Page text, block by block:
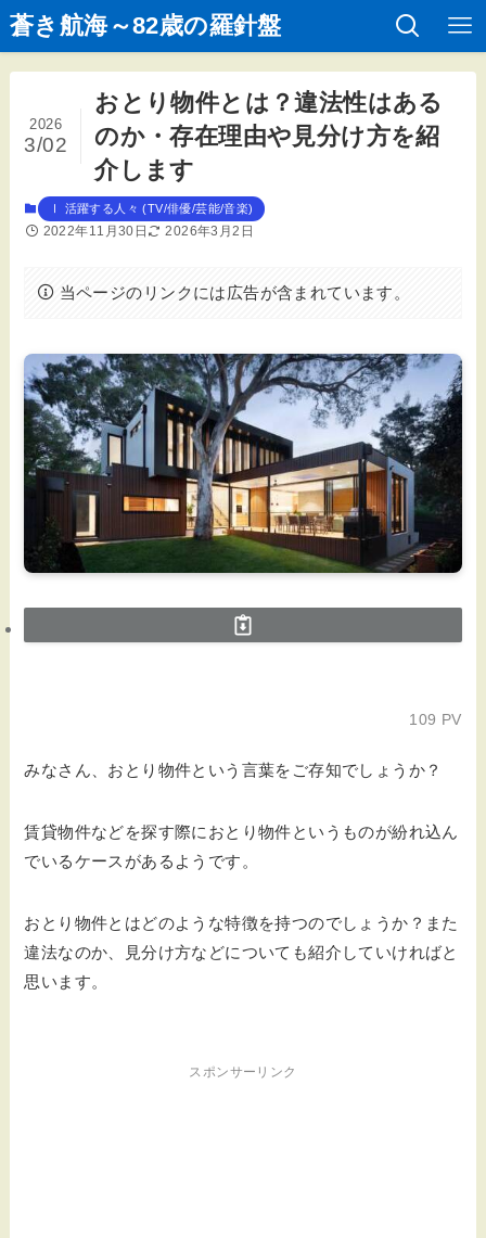
蒼き航海～82歳の羅針盤
おとり物件とは？違法性はある
のか・存在理由や見分け方を紹
介します
2026
3/02
Ⅰ 活躍する人々 (TV/俳優/芸能/音楽)
2022年11月30日 2026年3月2日
当ページのリンクには広告が含まれています。
109 PV
みなさん、おとり物件という言葉をご存知でしょうか？
賃貸物件などを探す際におとり物件というものが紛れ込ん
でいるケースがあるようです。
おとり物件とはどのような特徴を持つのでしょうか？また
違法なのか、見分け方などについても紹介していければと
思います。
スポンサーリンク